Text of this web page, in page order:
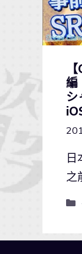
編
シ
日
之